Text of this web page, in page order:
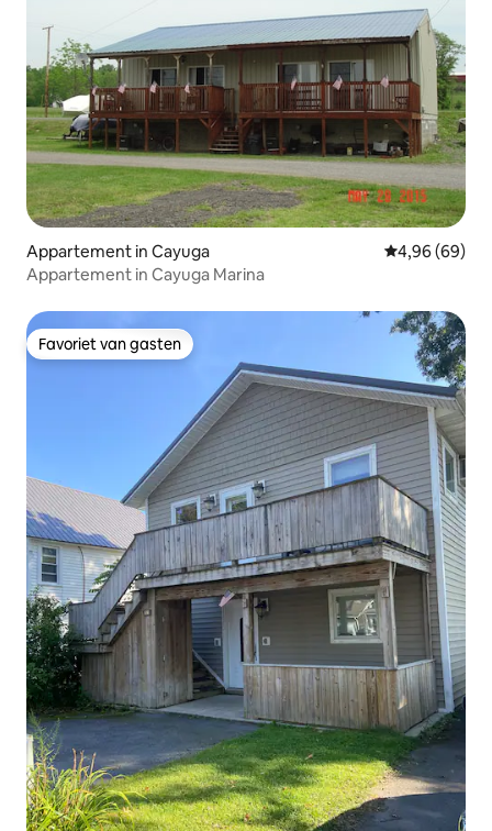
Appartement in Cayuga Gemiddelde
4,96 (69)
Appartement in Cayuga Marina
Favoriet van gasten
Favoriet van gasten